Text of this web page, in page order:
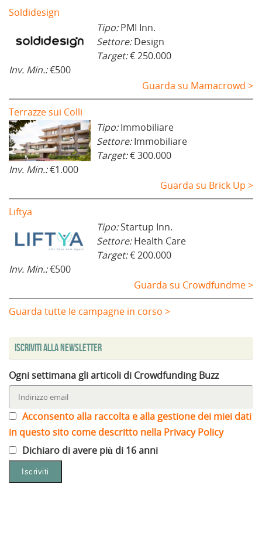
Soldidesign
Tipo:PMI Inn.
Settore:Design
Target:€ 250.000
Inv. Min.:€500
Guarda su Mamacrowd >
Terrazze sui Colli
Tipo:Immobiliare
Settore:Immobiliare
Target:€ 300.000
Inv. Min.:€1.000
Guarda su Brick Up >
Liftya
Tipo:Startup Inn.
Settore:Health Care
Target:€ 200.000
Inv. Min.:€500
Guarda su Crowdfundme >
Guarda tutte le campagne in corso >
Iscriviti alla Newsletter
Ogni settimana gli articoli di Crowdfunding Buzz
Acconsento alla raccolta e alla gestione dei miei dati
in questo sito come descritto nella Privacy Policy
Dichiaro di avere più di 16 anni